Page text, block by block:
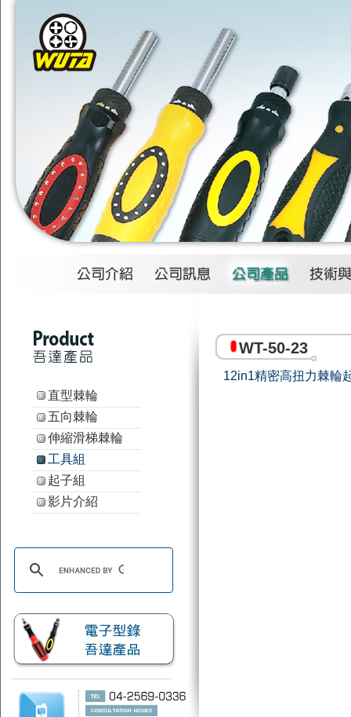
3
4
直型棘輪
五向棘輪
伸縮滑梯棘輪
工具組
起子組
影片介紹
WT-50-23
12in1精密高扭力棘輪